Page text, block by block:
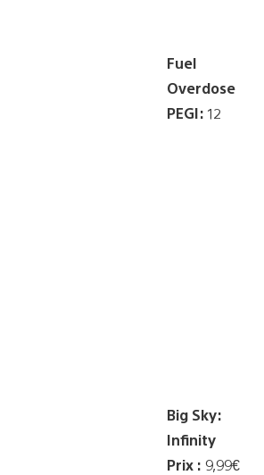
Fuel
Overdose
PEGI: 12
Big Sky:
Infinity
Prix : 9,99€